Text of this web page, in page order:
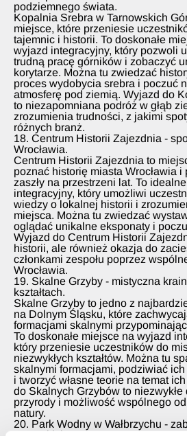
podziemnego świata.
Kopalnia Srebra w Tarnowskich
miejsce, które przeniesie
tajemnic i historii. To doskonałe
wyjazd integracyjny, który pozwoli
trudną pracę górników i zobaczyć
korytarze. Można tu zwiedzać
proces wydobycia srebra i poczuć
atmosferę pod ziemią. Wyjazd do
to niezapomniana podróż w głąb
zrozumienia trudności, z jakimi
różnych branż.
18. Centrum Historii Zajezdnia -
Wrocławia.
Centrum Historii Zajezdnia to
poznać historię miasta Wrocławia i
zaszły na przestrzeni lat. To
integracyjny, który umożliwi
wiedzy o lokalnej historii i
miejsca. Można tu zwiedzać
oglądać unikalne eksponaty i
Wyjazd do Centrum Historii
historii, ale również okazja do
członkami zespołu poprzez
Wrocławia.
19. Skalne Grzyby - mistyczna
kształtach.
Skalne Grzyby to jedno z
na Dolnym Śląsku, które
formacjami skalnymi
To doskonałe miejsce na wyjazd
który przeniesie uczestników do
niezwykłych kształtów. Można tu
skalnymi formacjami, podziwiać
i tworzyć własne teorie na temat
do Skalnych Grzybów to
przyrody i możliwość wspólnego
natury.
20. Park Wodny w Wałbrzychu -